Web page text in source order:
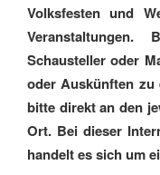
Volksfesten und
Schausteller oder
oder Auskünften zu
bitte direkt an den
Ort. Bei dieser
handelt es sich um